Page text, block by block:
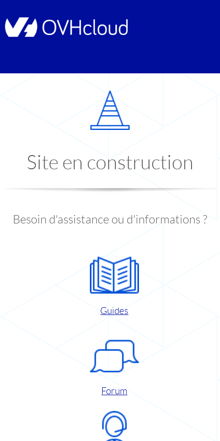
Site en construction
Besoin d'assistance ou d'informations ?
Guides
Forum